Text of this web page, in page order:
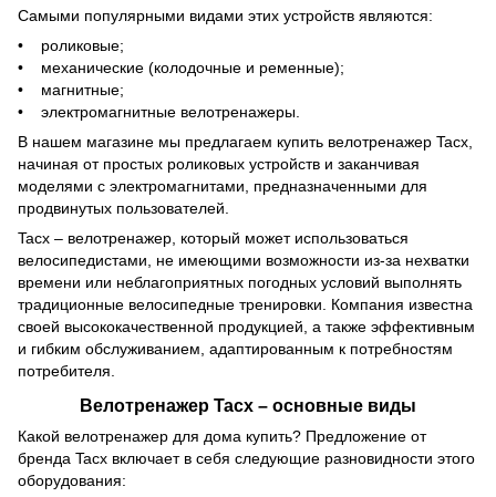
Самыми популярными видами этих устройств являются:
• роликовые;
• механические (колодочные и ременные);
• магнитные;
• электромагнитные велотренажеры.
В нашем магазине мы предлагаем купить велотренажер Tacx,
начиная от простых роликовых устройств и заканчивая
моделями с электромагнитами, предназначенными для
продвинутых пользователей.
Tacx – велотренажер, который может использоваться
велосипедистами, не имеющими возможности из-за нехватки
времени или неблагоприятных погодных условий выполнять
традиционные велосипедные тренировки. Компания известна
своей высококачественной продукцией, а также эффективным
и гибким обслуживанием, адаптированным к потребностям
потребителя.
Велотренажер Tacx – основные виды
Какой велотренажер для дома купить? Предложение от
бренда Tacx включает в себя следующие разновидности этого
оборудования: